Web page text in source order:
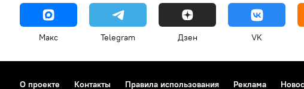
Макс Telegram Дзен VK
О проекте Контакты Правила использования Реклама